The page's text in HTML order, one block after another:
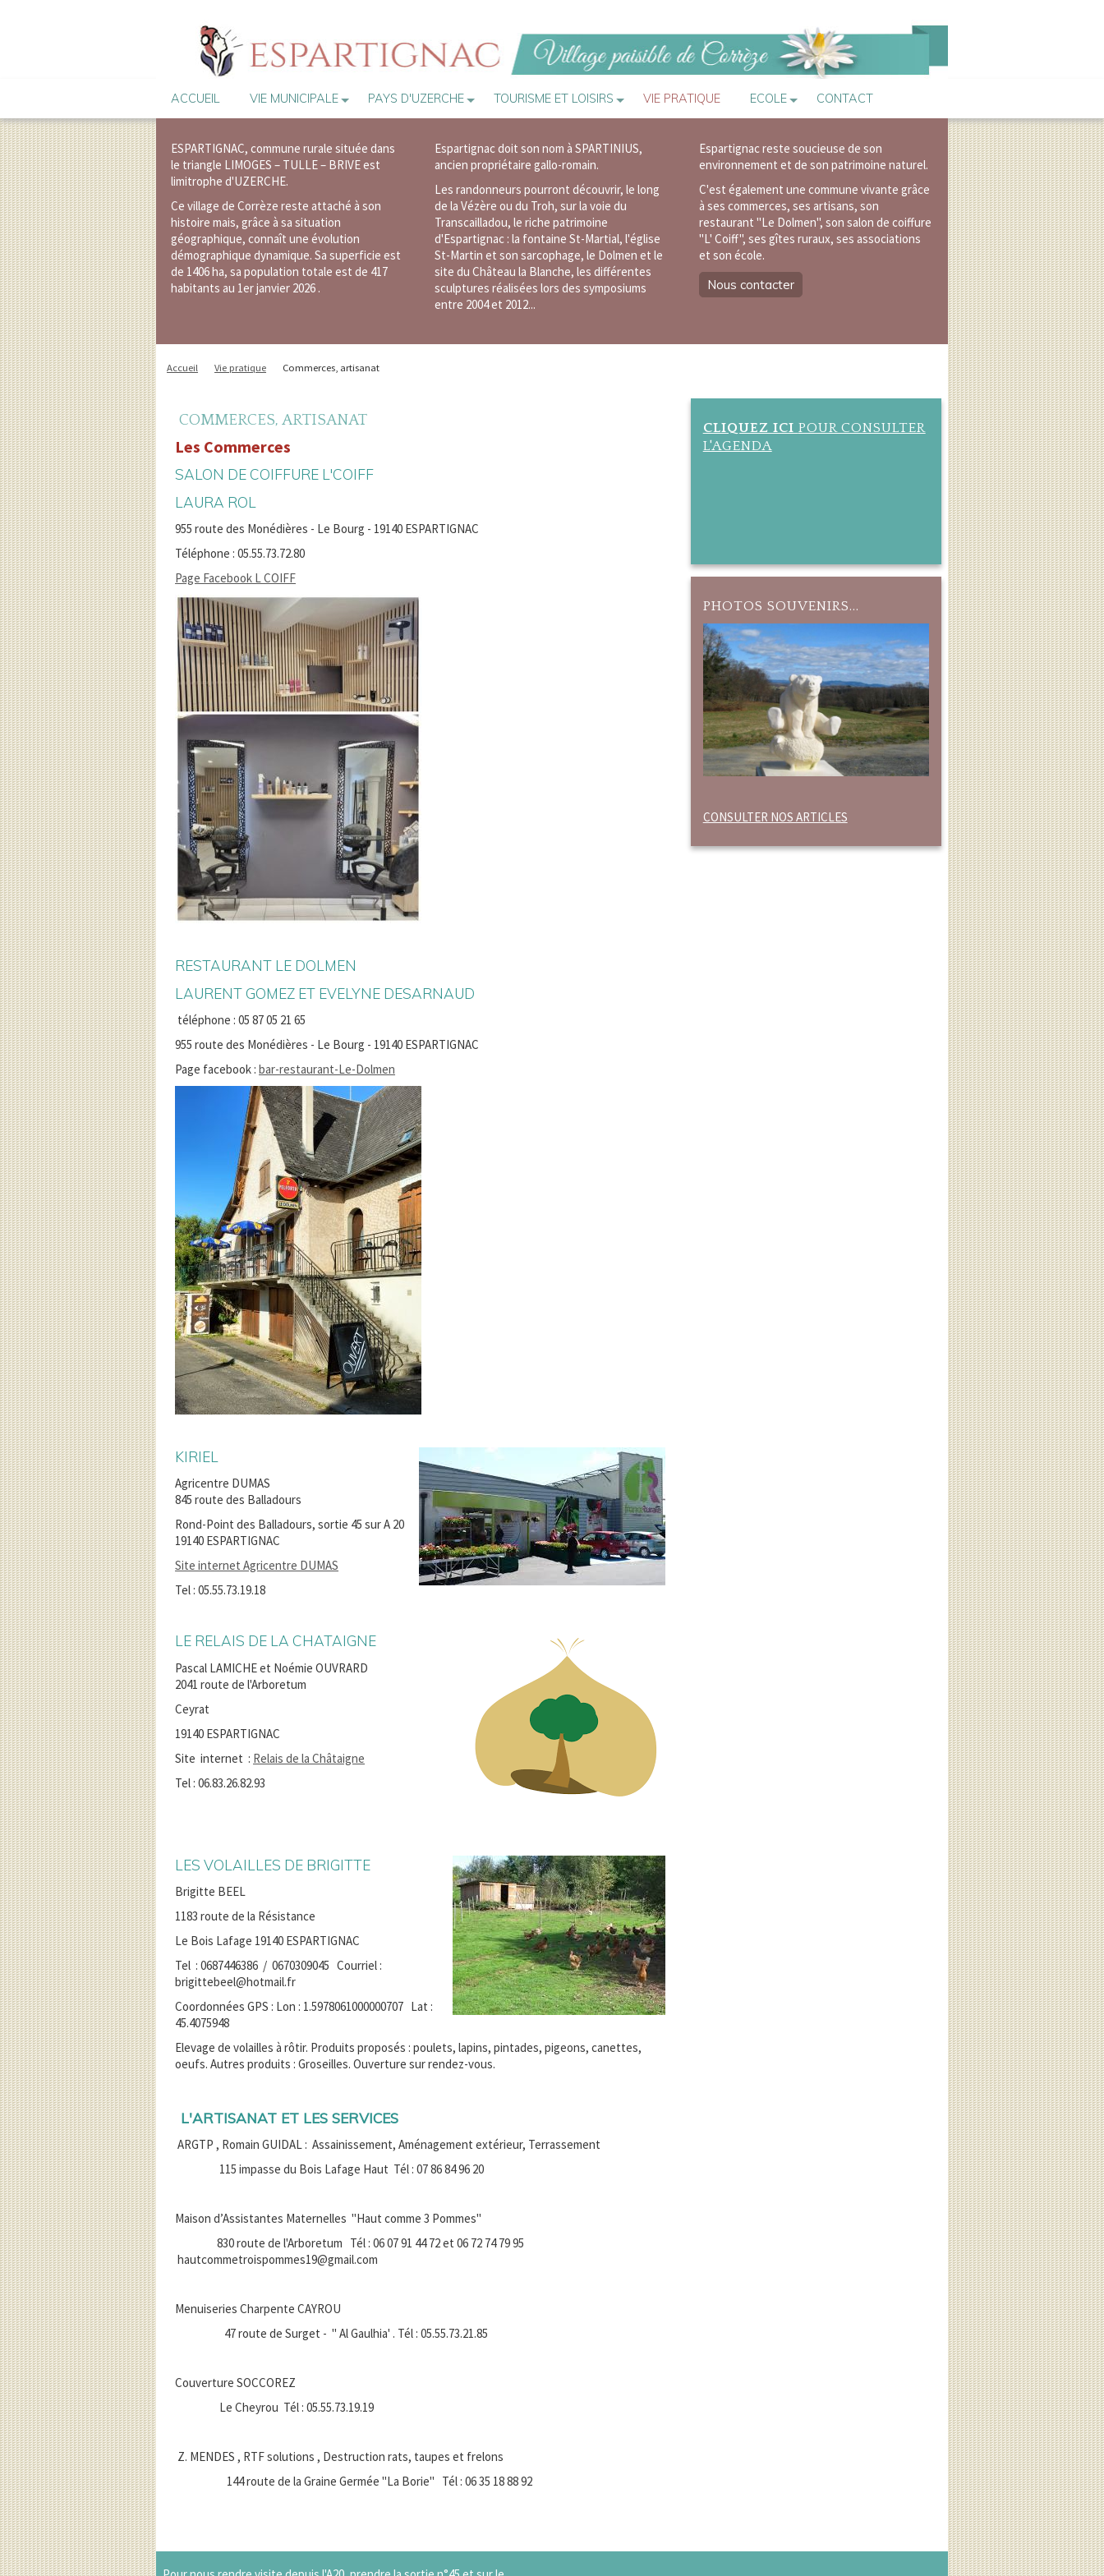
ACCUEIL VIE MUNICIPALE PAYS D'UZERCHE TOURISME ET LOISIRS VIE PRATIQUE ECOLE CONTACT
ESPARTIGNAC, commune rurale située dans
le triangle LIMOGES – TULLE – BRIVE est
limitrophe d'UZERCHE.
Ce village de Corrèze reste attaché à son
histoire mais, grâce à sa situation
géographique, connaît une évolution
démographique dynamique.Sa superficie est
de 1406 ha, sa population totale est de 417
habitants au 1er janvier 2026 .
Espartignac doit son nom à SPARTINIUS,
ancien propriétaire gallo-romain.
Les randonneurs pourront découvrir, le long
de la Vézère ou du Troh, sur la voie du
Transcailladou, le riche patrimoine
d'Espartignac : la fontaine St-Martial, l'église
St-Martin et son sarcophage, le Dolmen et le
site du Château la Blanche, les différentes
sculptures réalisées lors des symposiums
entre 2004 et 2012...
Espartignac reste soucieuse de son
environnement et de son patrimoine naturel.
C'est également une commune vivante grâce
à ses commerces, ses artisans, son
restaurant "Le Dolmen", son salon de coiffure
"L' Coiff", ses gîtes ruraux, ses associations
et son école.
Nous contacter
Accueil Vie pratique Commerces, artisanat
COMMERCES, ARTISANAT
Les Commerces
SALON DE COIFFURE L'COIFF
LAURA ROL
955 route des Monédières - Le Bourg - 19140 ESPARTIGNAC
Téléphone : 05.55.73.72.80
Page Facebook L COIFF
RESTAURANT LE DOLMEN
LAURENT GOMEZ ET EVELYNE DESARNAUD
téléphone : 05 87 05 21 65
955 route des Monédières - Le Bourg - 19140 ESPARTIGNAC
Page facebook :bar-restaurant-Le-Dolmen
KIRIEL
Agricentre DUMAS
845 route des Balladours
Rond-Point des Balladours, sortie 45 sur A 20
19140 ESPARTIGNAC
Site internet Agricentre DUMAS
Tel : 05.55.73.19.18
LE RELAIS DE LA CHATAIGNE
Pascal LAMICHE et Noémie OUVRARD
2041 route de l'Arboretum
Ceyrat
19140 ESPARTIGNAC
Site internet : Relais de la Châtaigne
Tel : 06.83.26.82.93
LES VOLAILLES DE BRIGITTE
Brigitte BEEL
1183 route de la Résistance
Le Bois Lafage 19140 ESPARTIGNAC
Tel : 0687446386 / 0670309045 Courriel :
brigittebeel@hotmail.fr
Coordonnées GPS : Lon : 1.5978061000000707 Lat :
45.4075948
Elevage de volailles à rôtir. Produits proposés : poulets, lapins, pintades, pigeons, canettes,
oeufs. Autres produits : Groseilles. Ouverture sur rendez-vous.
L'ARTISANAT ET LES SERVICES
ARGTP , Romain GUIDAL : Assainissement, Aménagement extérieur, Terrassement
115 impasse du Bois Lafage Haut Tél : 07 86 84 96 20
Maison d’Assistantes Maternelles "Haut comme 3 Pommes"
830 route de l'Arboretum Tél : 06 07 91 44 72 et 06 72 74 79 95
hautcommetroispommes19@gmail.com
Menuiseries Charpente CAYROU
47 route de Surget - " Al Gaulhia' . Tél : 05.55.73.21.85
Couverture SOCCOREZ
Le Cheyrou Tél : 05.55.73.19.19
Z. MENDES , RTF solutions , Destruction rats, taupes et frelons
144 route de la Graine Germée "La Borie" Tél : 06 35 18 88 92
CLIQUEZ ICI POUR CONSULTER
L'AGENDA
PHOTOS SOUVENIRS...
CONSULTER NOS ARTICLES